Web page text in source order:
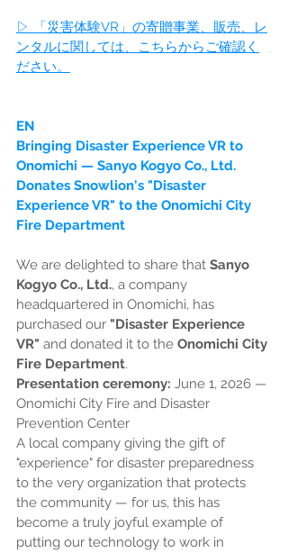
▷ 「災害体験VR」の寄贈事業、販売、レ
ンタルに関しては、こちらからご確認く
ださい。
EN
Bringing Disaster Experience VR to
Onomichi — Sanyo Kogyo Co., Ltd.
Donates Snowlion's "Disaster
Experience VR" to the Onomichi City
Fire Department
We are delighted to share that Sanyo
Kogyo Co., Ltd., a company
headquartered in Onomichi, has
purchased our "Disaster Experience
VR" and donated it to the Onomichi City
Fire Department.
Presentation ceremony: June 1, 2026 —
Onomichi City Fire and Disaster
Prevention Center
A local company giving the gift of
"experience" for disaster preparedness
to the very organization that protects
the community — for us, this has
become a truly joyful example of
putting our technology to work in